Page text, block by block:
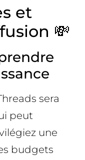
et
💸
sera
peut
une
budgets